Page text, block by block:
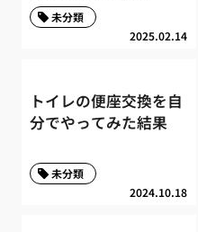
2025.02.14
未分類
トイレの便座交換を自
分でやってみた結果
2024.10.18
未分類